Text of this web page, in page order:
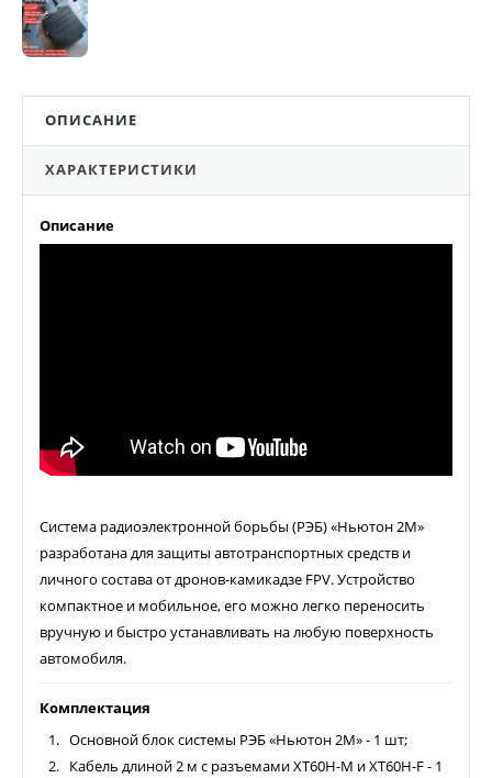
ОПИСАНИЕ
ХАРАКТЕРИСТИКИ
Описание
Система радиоэлектронной борьбы (РЭБ) «Ньютон 2М»
разработана для защиты автотранспортных средств и
личного состава от дронов-камикадзе FPV. Устройство
компактное и мобильное, его можно легко переносить
вручную и быстро устанавливать на любую поверхность
автомобиля.
Комплектация
Основной блок системы РЭБ «Ньютон 2М» - 1 шт;
Кабель длиной 2 м с разъемами XT60H-M и XT60H-F - 1